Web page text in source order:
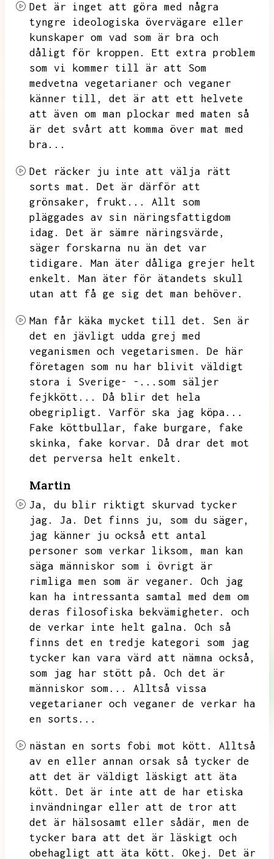
Det är inget att göra med några
tyngre ideologiska övervägare eller
kunskaper om vad som är bra och
dåligt för
kroppen.
Ett extra problem
som vi kommer till är att
Som
medvetna vegetarianer och veganer
känner till,
det är att ett helvete
att även om man plockar med maten så
är det svårt att komma över mat med
bra...
Det räcker ju inte att välja rätt
sorts mat.
Det är därför att
grönsaker,
frukt...
Allt som
pläggades av sin näringsfattigdom
idag.
Det är sämre näringsvärde,
säger forskarna nu än det var
tidigare.
Man äter dåliga grejer helt
enkelt.
Man äter för ätandets skull
utan att få ge sig det man behöver.
Man får käka mycket till det.
Sen är
det en jävligt udda grej med
veganismen och vegetarismen.
De här
företagen som nu har blivit väldigt
stora i Sverige- -...som säljer
fejkkött...
Då blir det hela
obegripligt.
Varför ska jag köpa...
Fake köttbullar,
fake burgare,
fake
skinka,
fake korvar.
Då drar det mot
det perversa helt enkelt.
Martin
Ja,
du blir riktigt skurvad tycker
jag.
Ja. Det finns ju,
som du säger,
jag känner ju också ett antal
personer som verkar liksom,
man kan
säga människor som i övrigt är
rimliga men som är veganer.
Och jag
kan ha intressanta samtal med dem om
deras filosofiska bekvämigheter.
och
de verkar inte helt galna.
Och så
finns det en tredje kategori som jag
tycker kan vara värd att nämna också,
som jag har stött på.
Och det är
människor som...
Alltså vissa
vegetarianer och veganer de verkar ha
en sorts...
nästan en sorts fobi mot kött.
Alltså
av en eller annan orsak så tycker de
att det är väldigt läskigt att äta
kött.
Det är inte att de har etiska
invändningar eller att de tror att
det är hälsosamt eller sådär,
men de
tycker bara att det är läskigt och
obehagligt att äta kött.
Okej. Det är